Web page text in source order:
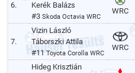
6.
Kerék Balázs
#3Skoda Octavia WRC
WRC
7.
Vizin László
Táborszki Attila
#11Toyota Corolla WRC
WRC
Hideg Krisztián